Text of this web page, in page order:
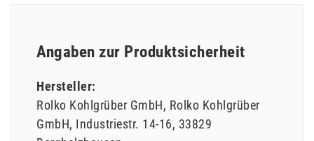
Angaben zur Produktsicherheit
Hersteller:
Rolko Kohlgrüber GmbH Rolko Kohlgrüber
GmbH Industriestr. 14-16 33829